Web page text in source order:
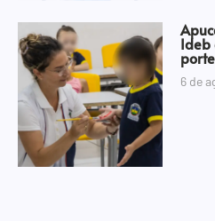
Ideb
6 de